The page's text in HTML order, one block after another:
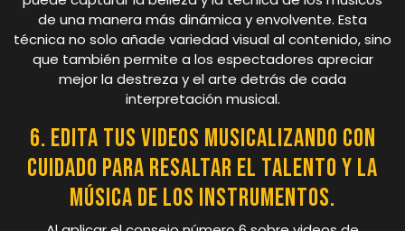
de una manera más dinámica y envolvente. Esta
técnica no solo añade variedad visual al contenido, sino
que también permite a los espectadores apreciar
mejor la destreza y el arte detrás de cada
interpretación musical.
6. Edita tus videos musicalizando con
cuidado para resaltar el talento y la
música de los instrumentos.